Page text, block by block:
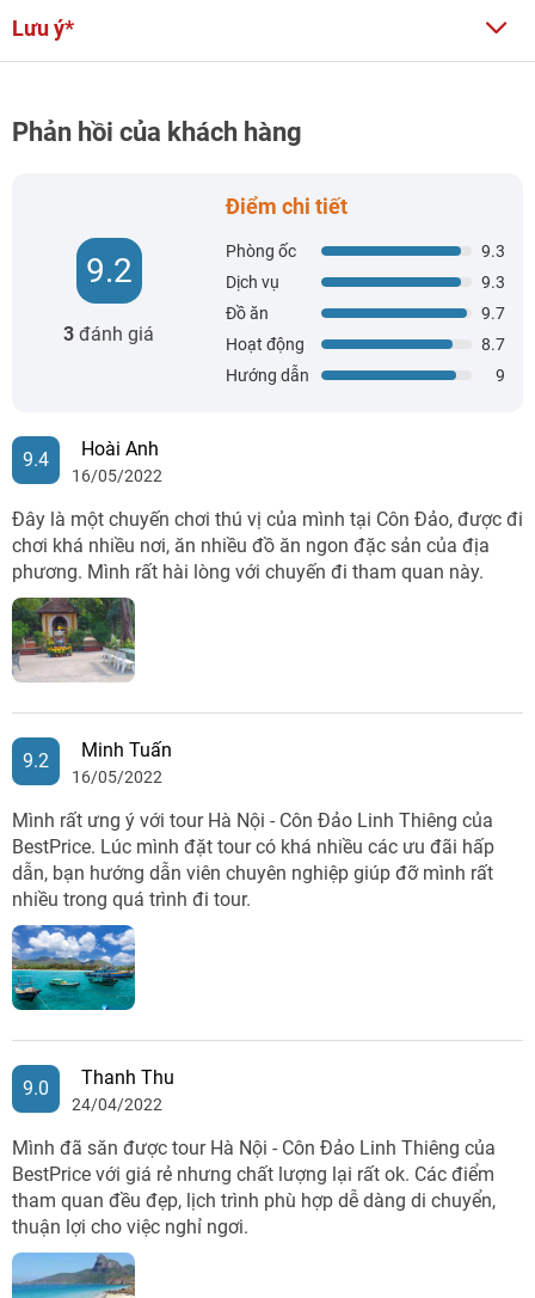
Lưu ý*
Phản hồi của khách hàng
9.2
3 đánh giá
Điểm chi tiết
Phòng ốc
9.3
Dịch vụ
9.3
Đồ ăn
9.7
Hoạt động
8.7
Hướng dẫn
9
9.4 Hoài Anh
16/05/2022
Đây là một chuyến chơi thú vị của mình tại Côn Đảo, được đi
chơi khá nhiều nơi, ăn nhiều đồ ăn ngon đặc sản của địa
phương. Mình rất hài lòng với chuyến đi tham quan này.
9.2 Minh Tuấn
16/05/2022
Mình rất ưng ý với tour Hà Nội - Côn Đảo Linh Thiêng của
BestPrice. Lúc mình đặt tour có khá nhiều các ưu đãi hấp
dẫn, bạn hướng dẫn viên chuyên nghiệp giúp đỡ mình rất
nhiều trong quá trình đi tour.
9.0 Thanh Thu
24/04/2022
Mình đã săn được tour Hà Nội - Côn Đảo Linh Thiêng của
BestPrice với giá rẻ nhưng chất lượng lại rất ok. Các điểm
tham quan đều đẹp, lịch trình phù hợp dễ dàng di chuyển,
thuận lợi cho việc nghỉ ngơi.